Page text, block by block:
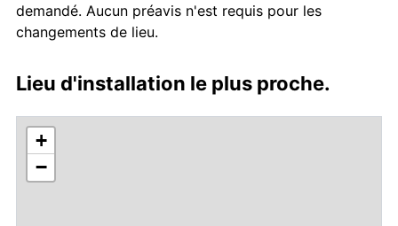
demandé. Aucun préavis n'est requis pour les
changements de lieu.
Lieu d'installation le plus proche.
+
−